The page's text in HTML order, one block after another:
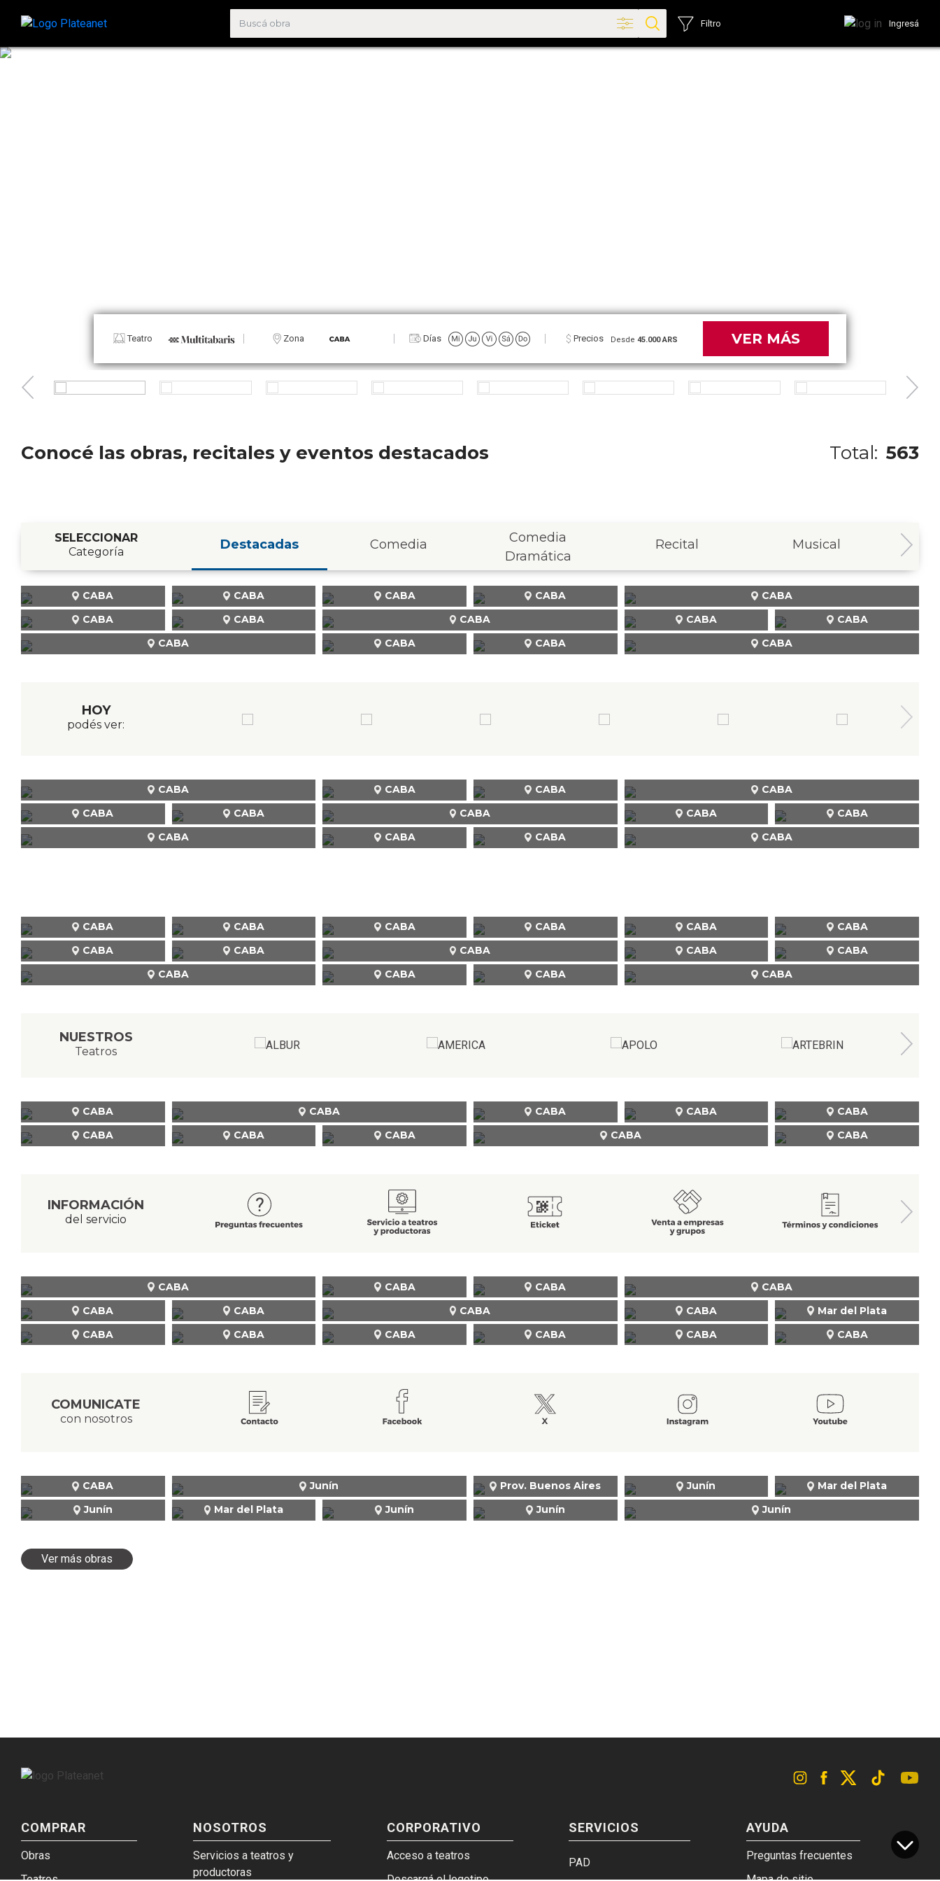
Filtro Ingresá
Teatro Zona Días Precios Desde45.000 ARS VER MÁS
Conocé las obras, recitales y eventos destacados Total: 563
SELECCIONAR
Categoría
Destacadas Comedia
Comedia
Dramática
Recital Musical
CABA CABA CABA CABA
CABA
CABA
CABA CABA CABA
CABA
CABA
CABA CABA CABA
HOY
podés ver:
CABA CABA CABA
CABA
CABA
CABA CABA CABA
CABA
CABA
CABA CABA CABA
CABA CABA CABA CABA CABA
CABA
CABA
CABA CABA CABA
CABA
CABA
CABA CABA CABA
NUESTROS
Teatros
CABA CABA CABA CABA
CABA
CABA
CABA CABA CABA CABA
INFORMACIÓN
del servicio
CABA CABA CABA
CABA
CABA
CABA CABA CABA
Mar del Plata
CABA
CABA CABA CABA CABA CABA
COMUNICATE
con nosotros
CABA Junín Prov. Buenos Aires Junín
Mar del Plata
Junín
Mar del Plata Junín Junín Junín
Ver más obras
COMPRAR
Obras
NOSOTROS
Servicios a teatros y
productoras
CORPORATIVO
Acceso a teatros
SERVICIOS
PAD
AYUDA
Preguntas frecuentes